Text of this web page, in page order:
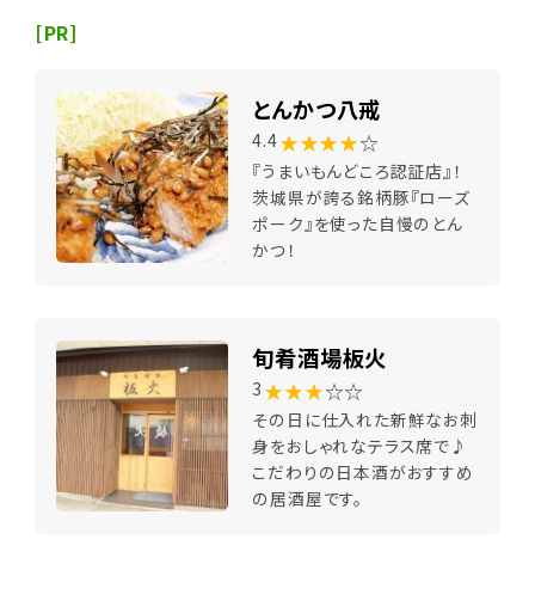
[PR]
とんかつ八戒
4.4★★★★☆
『うまいもんどころ認証店』！
茨城県が誇る銘柄豚『ローズ
ポーク』を使った自慢のとん
かつ！
旬肴酒場板火
3 ★★★☆☆
その日に仕入れた新鮮なお刺
身をおしゃれなテラス席で♪
こだわりの日本酒がおすすめ
の居酒屋です。